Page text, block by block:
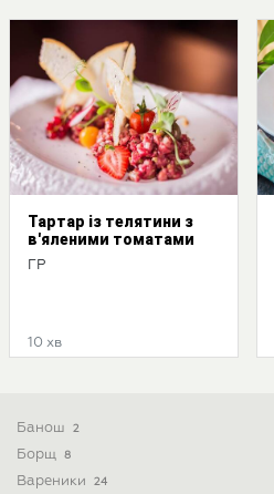
Тартар із телятини з
в'яленими томатами
ГР
10 хв
Банош 2
Борщ 8
Вареники 24